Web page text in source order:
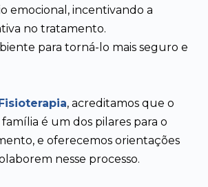
emocional, incentivando a
no tratamento.
para torná-lo mais seguro e
, acreditamos que o
é um dos pilares para o
e oferecemos orientações
nesse processo.